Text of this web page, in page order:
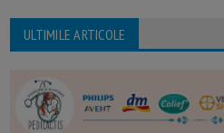
ULTIMILE ARTICOLE